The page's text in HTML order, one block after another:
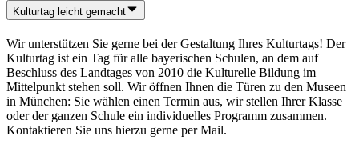
Kulturtag leicht gemacht
Wir unterstützen Sie gerne bei der Gestaltung Ihres Kulturtags! Der
Kulturtag ist ein Tag für alle bayerischen Schulen, an dem auf
Beschluss des Landtages von 2010 die Kulturelle Bildung im
Mittelpunkt stehen soll. Wir öffnen Ihnen die Türen zu den Museen
in München: Sie wählen einen Termin aus, wir stellen Ihrer Klasse
oder der ganzen Schule ein individuelles Programm zusammen.
Kontaktieren Sie uns hierzu gerne per Mail.